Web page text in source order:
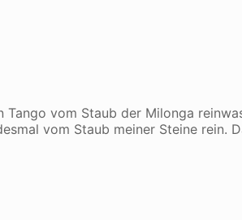
vom Staub der Milonga
vom Staub meiner Steine rein.